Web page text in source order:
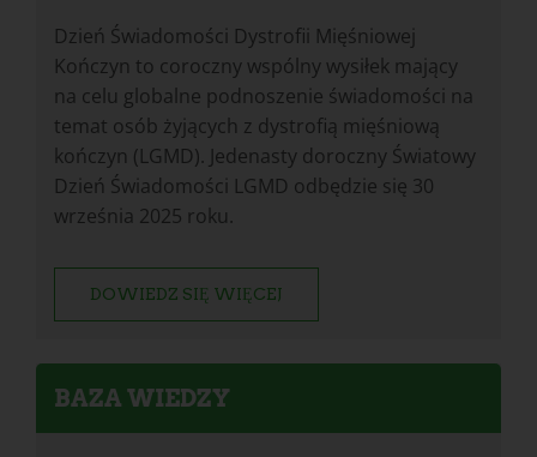
Dzień Świadomości Dystrofii Mięśniowej
Kończyn to coroczny wspólny wysiłek mający
na celu globalne podnoszenie świadomości na
temat osób żyjących z dystrofią mięśniową
kończyn (LGMD). Jedenasty doroczny Światowy
Dzień Świadomości LGMD odbędzie się 30
września 2025 roku.
DOWIEDZ SIĘ WIĘCEJ
BAZA WIEDZY